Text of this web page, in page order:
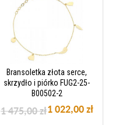
Bransoletka złota serce,
skrzydło i piórko FUG2-25-
B00502-2
1 022,00 zł
1 475,00 zł